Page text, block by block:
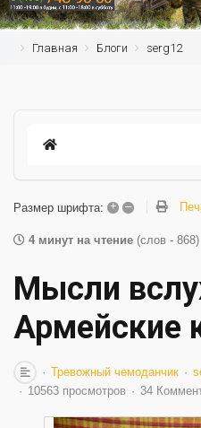
Главная Блоги serg12
Размер шрифта: + –
4 минут на чтение (слов - 868)
Мысли
Армейские
Тревожный чемоданчик
10563 просмотров
34